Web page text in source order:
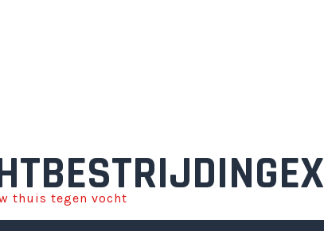
thuis tegen vocht